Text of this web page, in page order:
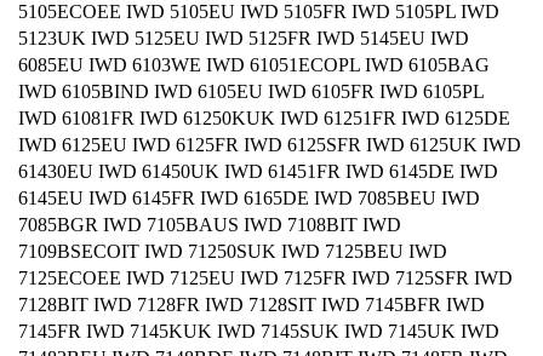
5105ECOEE IWD 5105EU IWD 5105FR IWD 5105PL IWD
5123UK IWD 5125EU IWD 5125FR IWD 5145EU IWD
6085EU IWD 6103WE IWD 61051ECOPL IWD 6105BAG
IWD 6105BIND IWD 6105EU IWD 6105FR IWD 6105PL
IWD 61081FR IWD 61250KUK IWD 61251FR IWD 6125DE
IWD 6125EU IWD 6125FR IWD 6125SFR IWD 6125UK IWD
61430EU IWD 61450UK IWD 61451FR IWD 6145DE IWD
6145EU IWD 6145FR IWD 6165DE IWD 7085BEU IWD
7085BGR IWD 7105BAUS IWD 7108BIT IWD
7109BSECOIT IWD 71250SUK IWD 7125BEU IWD
7125ECOEE IWD 7125EU IWD 7125FR IWD 7125SFR IWD
7128BIT IWD 7128FR IWD 7128SIT IWD 7145BFR IWD
7145FR IWD 7145KUK IWD 7145SUK IWD 7145UK IWD